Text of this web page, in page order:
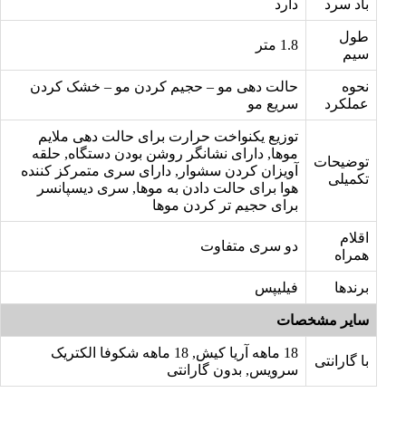
باد سرد دارد
طول
سیم
1.8 متر
نحوه
عملکرد
حالت دهی مو – حجیم کردن مو – خشک کردن
سریع مو
توضیحات
تکمیلی
توزیع یکنواخت حرارت برای حالت دهی ملایم
موها, دارای نشانگر روشن بودن دستگاه, حلقه
آویزان کردن سشوار, دارای سری متمرکز کننده
هوا برای حالت دادن به موها, سری دیسپانسر
برای حجیم تر کردن موها
اقلام
همراه
دو سری متفاوت
برندها فیلیپس
سایر مشخصات
با گارانتی
18 ماهه آریا کیش, 18 ماهه شکوفا الکتریک
سرویس, بدون گارانتی